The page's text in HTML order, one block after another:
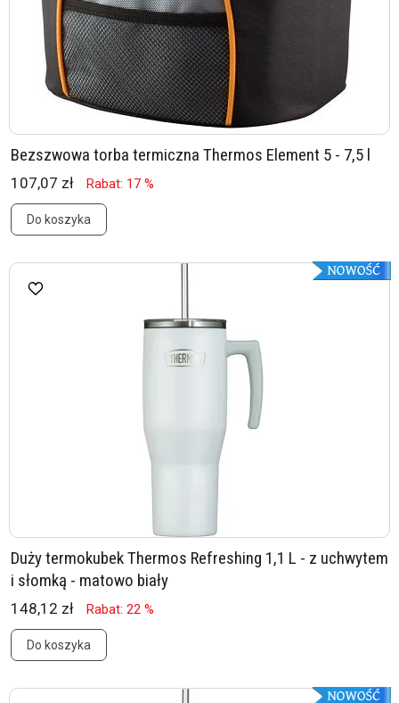
Bezszwowa torba termiczna Thermos Element 5 - 7,5 l
107,07 zł Rabat: 17 %
Do koszyka
Duży termokubek Thermos Refreshing 1,1 L - z uchwytem
i słomką - matowo biały
148,12 zł Rabat: 22 %
Do koszyka